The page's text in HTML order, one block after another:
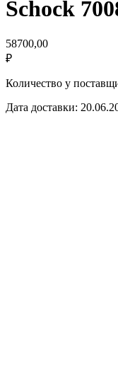
Schock
58700,00
₽
Количество у
Дата доставки: